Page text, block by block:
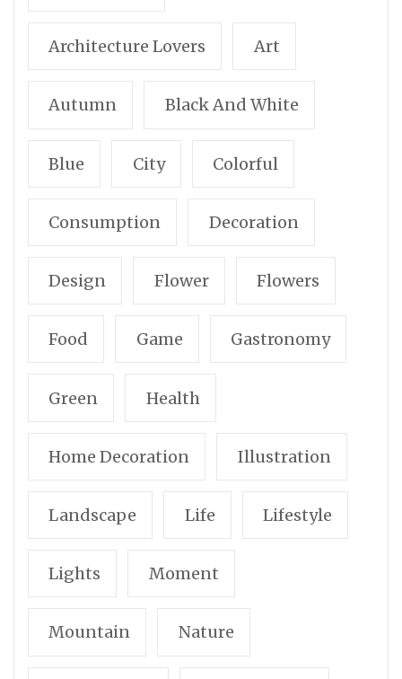
Architecture Lovers Art
Autumn Black And White
Blue City Colorful
Consumption Decoration
Design Flower Flowers
Food Game Gastronomy
Green Health
Home Decoration Illustration
Landscape Life Lifestyle
Lights Moment
Mountain Nature